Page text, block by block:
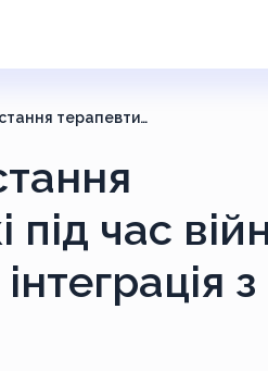
Хібукі для дошкілля: використання терапевтичної іграшки Хібукі під час війни та в повоєнний період, а також інтеграція з програмою СЕЕН
під час
з